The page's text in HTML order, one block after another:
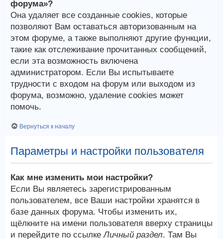
форума»?
Она удаляет все созданные cookies, которые
позволяют Вам оставаться авторизованным на
этом форуме, а также выполняют другие функции,
такие как отслеживание прочитанных сообщений,
если эта возможность включена
администратором. Если Вы испытываете
трудности с входом на форум или выходом из
форума, возможно, удаление cookies может
помочь.
Вернуться к началу
Параметры и настройки пользователя
Как мне изменить мои настройки?
Если Вы являетесь зарегистрированным
пользователем, все Ваши настройки хранятся в
базе данных форума. Чтобы изменить их,
щёлкните на имени пользователя вверху страницы
и перейдите по ссылкеЛичный раздел. Там Вы